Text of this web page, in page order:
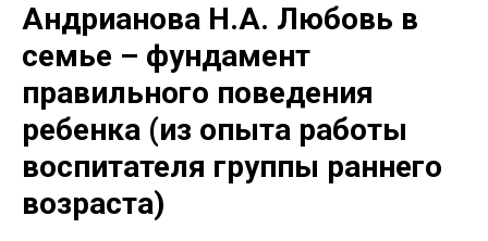
Андрианова Н.А. Любовь в
семье – фундамент
правильного поведения
ребенка (из опыта работы
воспитателя группы раннего
возраста)